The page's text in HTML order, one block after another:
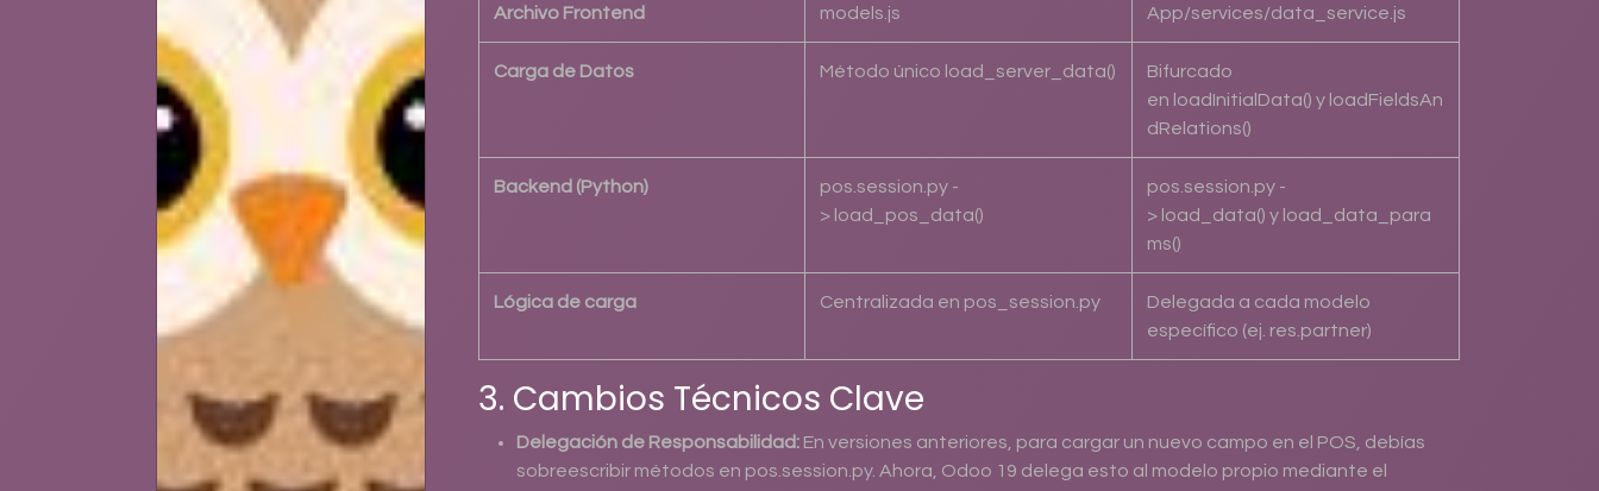
Archivo Frontend models.js App/services/data_service.js
Carga de Datos Método único load_server_data()
Bifurcado
en loadInitialData() y loadFieldsAn
dRelations()
Backend (Python)
pos.session.py -
> load_pos_data()
pos.session.py -
> load_data() y load_data_para
ms()
Lógica de carga Centralizada en pos_session.py
Delegada a cada modelo
específico (ej. res.partner)
3. Cambios Técnicos Clave
Delegación de Responsabilidad: En versiones anteriores, para cargar un nuevo campo en el POS, debías
sobreescribir métodos en pos.session.py. Ahora, Odoo 19 delega esto al modelo propio mediante el